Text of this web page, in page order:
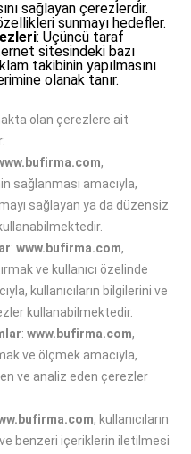
sağlayan çerezlerdir.
sunmayı hedefler.
: Üçüncü taraf
sitesindeki bazı
takibinin yapılmasını
olanak tanır.
olan çerezlere ait
,
sağlanması amacıyla,
sağlayan ya da düzensiz
: www.bufirma.com,
ve kullanıcı özelinde
kullanıcıların bilgilerini ve
kullanabilmektedir.
: www.bufirma.com,
ve ölçmek amacıyla,
ve analiz eden çerezler
, kullanıcıların
benzeri içeriklerin iletilmesi